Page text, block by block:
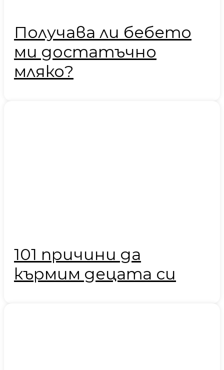
Получава ли бебето
ми достатъчно
мляко?
101 причини да
кърмим децата си